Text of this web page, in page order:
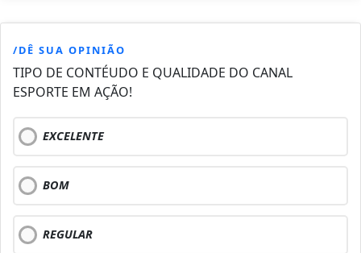
/DÊ SUA OPINIÃO
TIPO DE CONTÉUDO E QUALIDADE DO CANAL
ESPORTE EM AÇÃO!
EXCELENTE
BOM
REGULAR